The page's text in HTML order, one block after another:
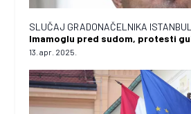
SLUČAJ GRADONAČELNIKA
Imamoglu pred sudom, protesti
13. apr. 2025.